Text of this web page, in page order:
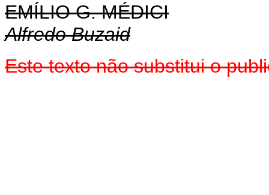
EMÍLIO G. MÉDICI
Alfredo Buzaid
Este texto não substitui o